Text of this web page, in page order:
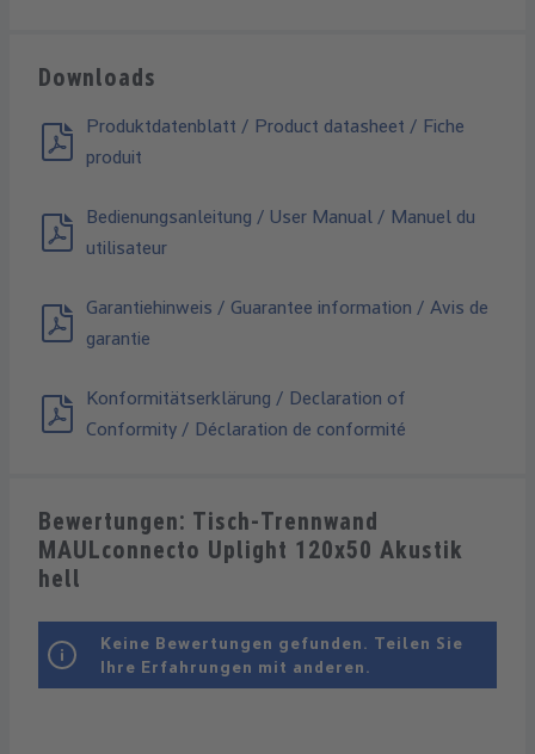
Downloads
Produktdatenblatt / Product datasheet / Fiche
produit
Bedienungsanleitung / User Manual / Manuel du
utilisateur
Garantiehinweis / Guarantee information / Avis de
garantie
Konformitätserklärung / Declaration of
Conformity / Déclaration de conformité
Bewertungen: Tisch-Trennwand
MAULconnecto Uplight 120x50 Akustik
hell
Keine Bewertungen gefunden. Teilen Sie
Ihre Erfahrungen mit anderen.